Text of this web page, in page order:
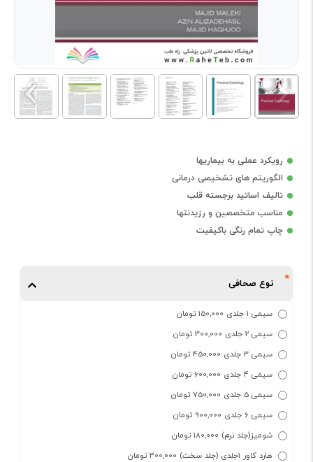
رویکرد عملی به بیماریها
الگوریتم های تشخیصی درمانی
تالیف اساتید برجسته قلب
مناسب متخصصین و رزیدنتها
چاپ تمام رنگی باکیفیت
نوع صحافی
سیمی 1 جلدی 150,000 تومان
سیمی 2 جلدی 300,000 تومان
سیمی 3 جلدی 450,000 تومان
سیمی 4 جلدی 600,000 تومان
سیمی 5 جلدی 750,000 تومان
سیمی 6 جلدی 900,000 تومان
شومیز(جلد نرم) 180,000 تومان
هارد کاور 1جلدی (جلد سخت) 300,000 تومان